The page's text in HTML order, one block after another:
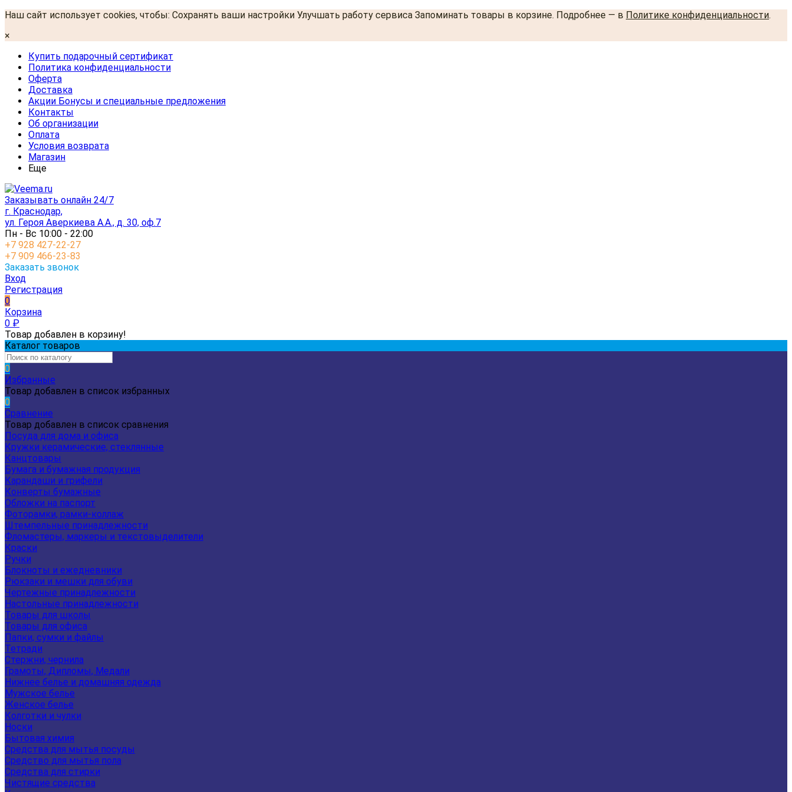
Наш сайт использует cookies, чтобы: Сохранять ваши настройки Улучшать работу сервиса Запоминать товары в корзине. Подробнее — в Политике конфиденциальности.
×
Купить подарочный сертификат
Политика конфиденциальности
Оферта
Доставка
Акции Бонусы и специальные предложения
Контакты
Об организации
Оплата
Условия возврата
Магазин
Еще
Заказывать онлайн 24/7
г. Краснодар,
ул. Героя Аверкиева А.А., д. 30, оф.7
Пн - Вс 10:00 - 22:00
+7 928 427-22-27
+7 909 466-23-83
Заказать звонок
Вход
Регистрация
0
Корзина
0 ₽
Товар добавлен в корзину!
Каталог товаров
0
Избранные
Товар добавлен в список избранных
0
Сравнение
Товар добавлен в список сравнения
Посуда для дома и офиса
Кружки керамические, стеклянные
Канцтовары
Бумага и бумажная продукция
Карандаши и грифели
Конверты бумажные
Обложки на паспорт
Фоторамки, рамки-коллаж
Штемпельные принадлежности
Фломастеры, маркеры и текстовыделители
Краски
Ручки
Блокноты и ежедневники
Рюкзаки и мешки для обуви
Чертежные принадлежности
Настольные принадлежности
Товары для школы
Товары для офиса
Папки, сумки и файлы
Тетради
Стержни, чернила
Грамоты, Дипломы, Медали
Нижнее белье и домашняя одежда
Мужское белье
Женское белье
Колготки и чулки
Носки
Бытовая химия
Средства для мытья посуды
Средство для мытья пола
Средства для стирки
Чистящие средства